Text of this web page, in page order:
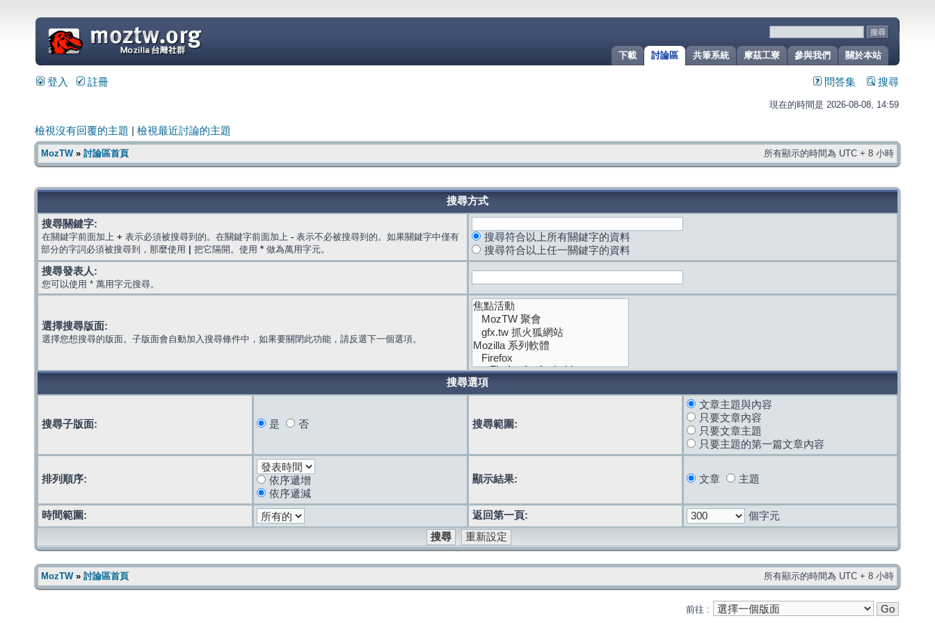
關於本站
參與我們
摩茲工寮
共筆系統
討論區
下載
=
登入 註冊 問答集 搜尋
現在的時間是 2026-08-08, 14:59
檢視沒有回覆的主題 檢視最近討論的主題
MozTW» 討論區首頁 所有顯示的時間為 UTC + 8 小時
搜尋方式
搜尋關鍵字:
在關鍵字前面加上 + 表示必須被搜尋到的。在關鍵字前面加上 - 表示不必被搜尋到的。如果關鍵字中僅有
部分的字詞必須被搜尋到，那麼使用
把它隔開。使用 * 做為萬用字元。
搜尋符合以上所有關鍵字的資料
搜尋符合以上任一關鍵字的資料
搜尋發表人:
您可以使用 * 萬用字元搜尋。
選擇搜尋版面:
選擇您想搜尋的版面。子版面會自動加入搜尋條件中，如果要關閉此功能，請反選下一個選項。
搜尋選項
搜尋子版面: 是 否 搜尋範圍:
文章主題與內容
只要文章內容
只要文章主題
只要主題的第一篇文章內容
排列順序:
依序遞增
依序遞減
顯示結果: 文章 主題
時間範圍: 返回第一頁: 個字元
MozTW» 討論區首頁 所有顯示的時間為 UTC + 8 小時
前往 :